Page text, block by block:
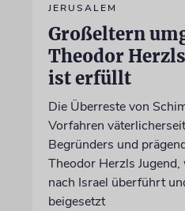
JERUSALEM
Großeltern
Theodor
ist erfüllt
Die Überreste von
Vorfahren
Begründers und
Theodor Herzls
nach Israel überführt
beigesetzt